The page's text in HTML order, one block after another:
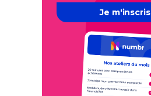
Je m'inscris